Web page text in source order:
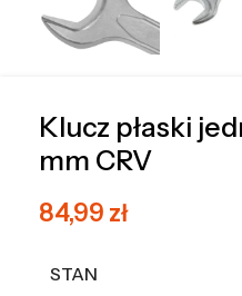
Klucz płaski
mm CRV
84,99 zł
STAN